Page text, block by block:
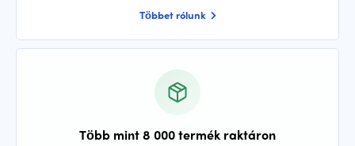
Többet rólunk
Több mint 8 000 termék raktáron